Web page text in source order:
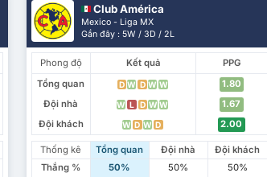
Club América
Mexico - Liga MX
Gần đây : 5W / 3D / 2L
Phong độ Kết quả
PPG
Tổng quan
D W D W W
1.80
Đội nhà
W L D W W
1.67
Đội khách
W D W D 2.00
Thống kê Tổng quan Đội nhà
Đội khách
Thắng %
50% 50%
50%